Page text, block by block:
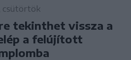
csütörtök
tekinthet vissza a
a felújított